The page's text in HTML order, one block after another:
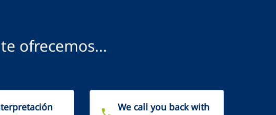
ofrecemos...
We call you back with